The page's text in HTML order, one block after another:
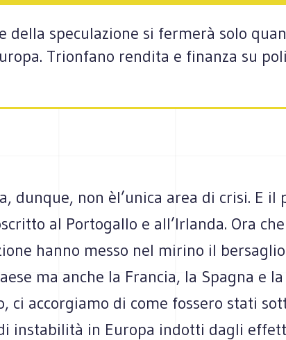
della speculazione si fermerà solo
Trionfano rendita e finanza su
dunque, non èl’unica area di crisi. E il
al Portogallo e all’Irlanda. Ora
hanno messo nel mirino il
ma anche la Francia, la Spagna e
ci accorgiamo di come fossero stati
instabilità in Europa indotti dagli